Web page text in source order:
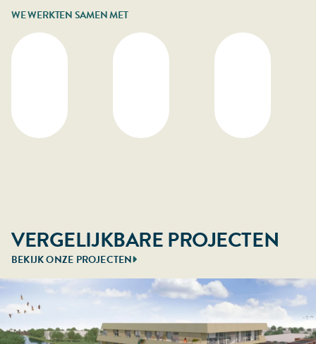
WE WERKTEN SAMEN MET
VERGELIJKBARE PROJECTEN
BEKIJK ONZE PROJECTEN